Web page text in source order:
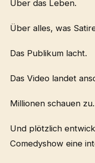
Über das Leben.
Über alles, was
Das Publikum lacht.
Das Video landet
Millionen schauen zu.
Und plötzlich
Comedyshow eine